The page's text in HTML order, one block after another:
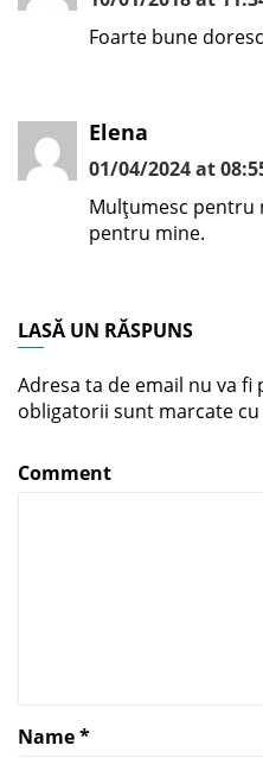
Foarte bune
Elena
01/04/2024 at
Mulțumesc pentru
pentru mine.
LASĂ UN RĂSPUNS
Adresa ta de email nu va fi
obligatorii sunt marcate cu
Comment
Name*